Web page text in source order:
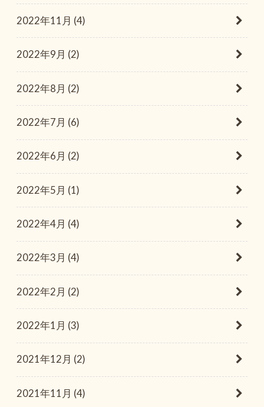
2022年11月 (4)
2022年9月 (2)
2022年8月 (2)
2022年7月 (6)
2022年6月 (2)
2022年5月 (1)
2022年4月 (4)
2022年3月 (4)
2022年2月 (2)
2022年1月 (3)
2021年12月 (2)
2021年11月 (4)